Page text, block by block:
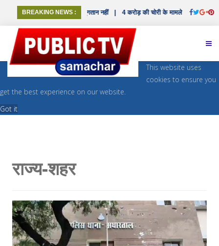
BREAKING NEWS :
लाख वेतन 9 साल बाद भी भुगतान नहीं|4 करोड़ की चोरी के मामले में आरोपियों के अवैध
This website uses
cookies to ensure you
get the best experience on our website.
Got it
राज्य-शहर